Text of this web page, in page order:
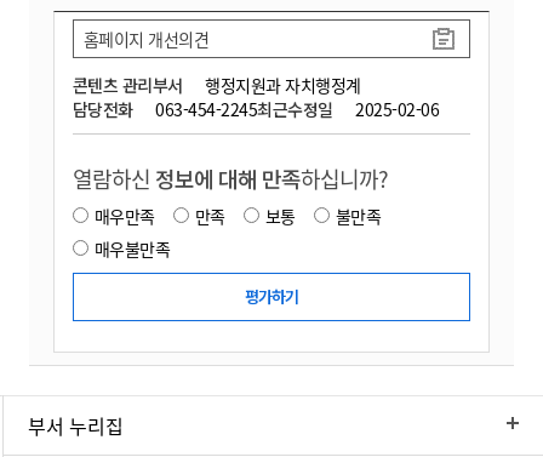
콘텐츠 관리부서
행정지원과 자치행정계
담당전화
063-454-2245최근수정일 2025-02-06
홈페이지 개선의견
열람하신 정보에 대해 만족하십니까?
매우만족 만족 보통
불만족
매우불만족
부서 누리집